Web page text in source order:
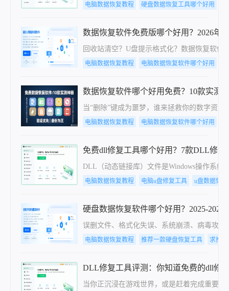
电脑数据恢复教程 硬盘数据恢复工具哪个好用
数据恢复软件免费版哪个好用？2026年
回收站清空？U盘提示格式化？数据恢复软
电脑数据恢复教程 电脑数据恢复软件哪个好用
数据恢复软件哪个好用免费？10款实测
当“删除”键成为噩梦，谁来拯救你的数字资
电脑数据恢复教程 电脑数据恢复软件哪个好用
免费dll修复工具哪个好用？7款DLL修复
DLL（动态链接库）文件是Windows操作系
电脑数据恢复教程 电脑u盘修复工具 u盘数据恢
硬盘数据恢复软件哪个好用？2025-
误删文件、格式化失误、系统崩溃、病毒攻
电脑数据恢复教程 推荐一款硬盘恢复工具 求推
DLL修复工具评测：你知道免费的dll修
当你正沉浸在游戏世界，或是赶着完成重要